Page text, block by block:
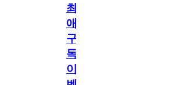
최
애
구
독
이